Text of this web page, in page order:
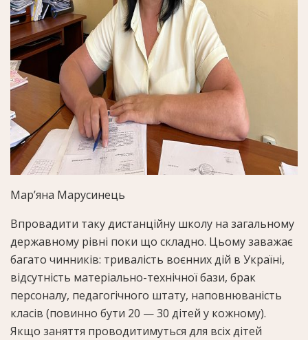
Мар’яна Марусинець
Впровадити таку дистанційну школу на загальному
державному рівні поки що складно. Цьому заважає
багато чинників: тривалість воєнних дій в Україні,
відсутність матеріально-технічної бази, брак
персоналу, педагогічного штату, наповнюваність
класів (повинно бути 20 — 30 дітей у кожному).
Якщо заняття проводитимуться для всіх дітей